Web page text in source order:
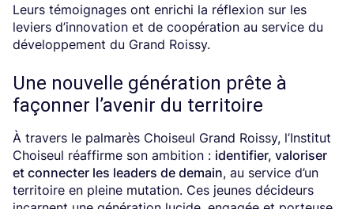
Leurs témoignages ont enrichi la réflexion sur les
leviers d’innovation et de coopération au service du
développement du Grand Roissy.
Une nouvelle génération prête à
façonner l’avenir du territoire
À travers le palmarès Choiseul Grand Roissy, l’Institut
Choiseul réaffirme son ambition : identifier, valoriser
et connecter les leaders de demain, au service d’un
territoire en pleine mutation. Ces jeunes décideurs